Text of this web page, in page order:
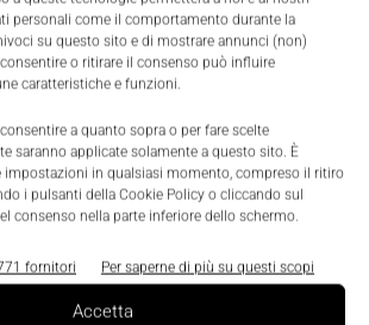
personali come il comportamento durante la
su questo sito e di mostrare annunci (non)
o ritirare il consenso può influire
caratteristiche e funzioni.
a quanto sopra o per fare scelte
saranno applicate solamente a questo sito. È
impostazioni in qualsiasi momento, compreso il ritiro
i pulsanti della Cookie Policy o cliccando sul
consenso nella parte inferiore dello schermo.
fornitori Per saperne di più su questi scopi
Accetta